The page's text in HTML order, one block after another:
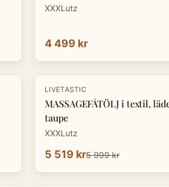
XXXLutz
4 499 kr
- 8%
LIVETASTIC
MASSAGEFÅTÖLJ i textil,
taupe
XXXLutz
5 519 kr5 999 kr